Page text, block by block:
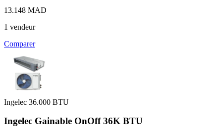
13.148 MAD
1 vendeur
Comparer
Ingelec 36.000 BTU
Ingelec Gainable OnOff 36K BTU